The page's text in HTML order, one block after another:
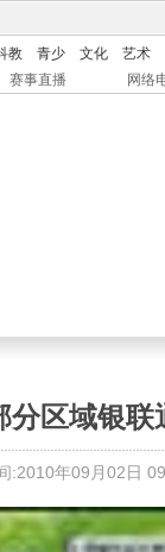
教 青少 文化
艺术
赛事直播 网络
分区域银联
:2010年09月02日